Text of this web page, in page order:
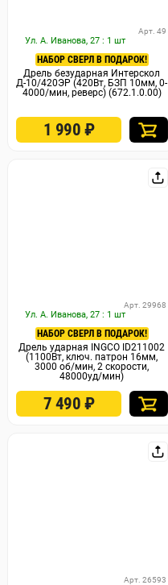
Ул. А. Иванова, 27 : 1 шт
Арт. 49
НАБОР СВЕРЛ В ПОДАРОК!
Дрель безударная Интерскол
Д-10/420ЭР (420Вт, БЗП 10мм, 0-
4000/мин, реверс) (672.1.0.00)
1 990 ₽
Ул. А. Иванова, 27 : 1 шт
Арт. 29968
НАБОР СВЕРЛ В ПОДАРОК!
Дрель ударная INGCO ID211002
(1100Вт, ключ. патрон 16мм,
3000 об/мин, 2 скорости,
48000уд/мин)
7 490 ₽
Арт. 26593